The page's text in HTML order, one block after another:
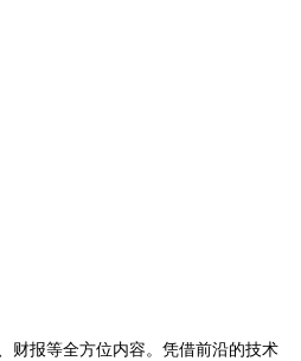
财报等全方位内容。凭借前沿的技术